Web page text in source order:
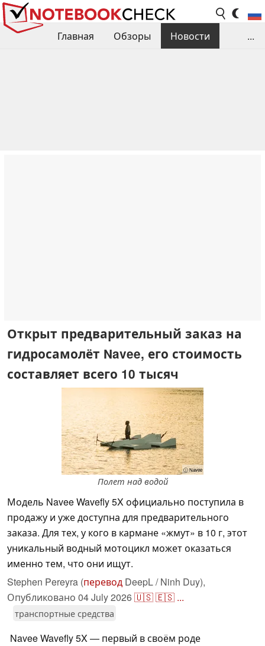
Главная Обзоры
Новости
...
Открыт предварительный заказ на
гидросамолёт Navee, его стоимость
составляет всего 10 тысяч
ⓘ Navee
Полет над водой
Модель Navee Wavefly 5X официально поступила в
продажу и уже доступна для предварительного
заказа. Для тех, у кого в кармане «жмут» в 10 г, этот
уникальный водный мотоцикл может оказаться
именно тем, что они ищут.
Stephen Pereyra (перевод DeepL / Ninh Duy),
Опубликовано 04 July 2026🇺🇸🇪🇸 ...
транспортные средства
Navee Wavefly 5X — первый в своём роде